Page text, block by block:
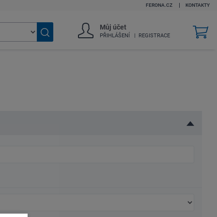
Vyhledat
Můj účet
PŘIHLÁŠENÍ REGISTRACE
v
FERONA.CZ KONTAKTY